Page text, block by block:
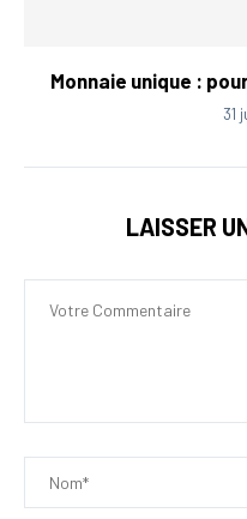
Monnaie unique :
31
LAISSER